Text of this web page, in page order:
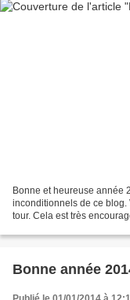
Bonne et heureuse année
inconditionnels de ce blog.
tour. Cela est très
Bonne année